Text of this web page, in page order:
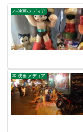
本-映画-メディア
本-映画-メディア